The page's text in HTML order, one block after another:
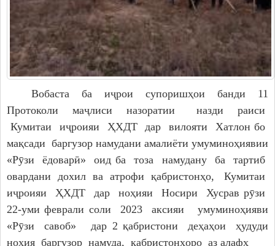
Вобаста ба иҷрои супоришҳои банди 11
Протоколи маҷлиси назоратии назди раиси
Кумитаи иҷроияи ҲХДТ дар вилояти Хатлон бо
мақсади баргузор намудани амалиёти умуминоҳиявии
«Рӯзи ёдоварӣ» оид ба тоза намудану ба тартиб
овардани дохил ва атрофи қабристонҳо, Кумитаи
иҷроияи ҲХДТ дар ноҳияи Носири Хусрав рӯзи
22-уми феврали соли 2023 аксияи умуминоҳияви
«Рӯзи савоб» дар 2 қабристони деҳаҳои ҳудуди
ноҳия баргузор намуда, қабристонҳоро аз алафҳ